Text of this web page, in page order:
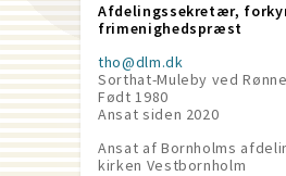
Afdelingssekretær,
frimenighedspræst
tho@dlm.dk
Sorthat-Muleby ved Rønne
Født 1980
Ansat siden 2020
Ansat af Bornholms
kirken Vestbornholm